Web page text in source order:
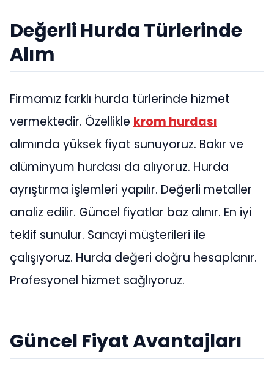
Değerli Hurda Türlerinde
Alım
Firmamız farklı hurda türlerinde hizmet
vermektedir. Özellikle krom hurdası
alımında yüksek fiyat sunuyoruz. Bakır ve
alüminyum hurdası da alıyoruz. Hurda
ayrıştırma işlemleri yapılır. Değerli metaller
analiz edilir. Güncel fiyatlar baz alınır. En iyi
teklif sunulur. Sanayi müşterileri ile
çalışıyoruz. Hurda değeri doğru hesaplanır.
Profesyonel hizmet sağlıyoruz.
Güncel Fiyat Avantajları